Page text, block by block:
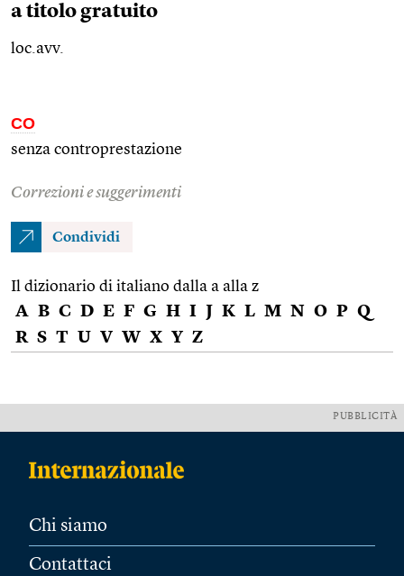
a titolo gratuito
loc.avv.
CO
senza controprestazione
Correzioni e suggerimenti
Condividi
Il dizionario di italiano dalla a alla z
A B C D E F G H I J K L M N O P Q
R S T U V W X Y Z
PUBBLICITÀ
Chi siamo
Contattaci